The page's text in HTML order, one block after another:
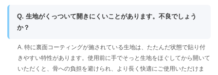
Q. 生地がくっついて開きにくいことがあります。不良でしょう
か？
A. 特に裏面コーティングが施されている生地は、たたんだ状態で貼り付
きやすい特性があります。使用前に手でそっと生地をほぐしてから開いて
いただくと、骨への負担を避けられ、より長く快適にご使用いただけま